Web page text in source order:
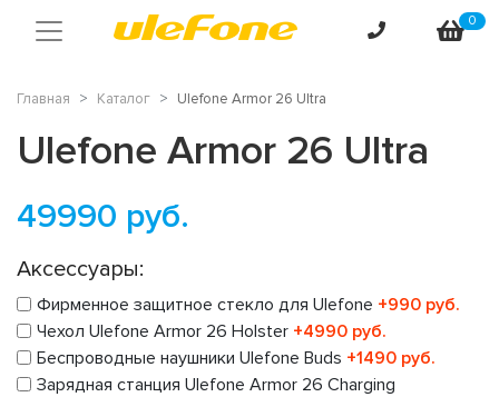
0
Главная Каталог Ulefone Armor 26 Ultra
Ulefone Armor 26 Ultra
49990 руб.
Аксессуары:
Фирменное защитное стекло для Ulefone +990 руб.
Чехол Ulefone Armor 26 Holster +4990 руб.
Беспроводные наушники Ulefone Buds +1490 руб.
Зарядная станция Ulefone Armor 26 Charging